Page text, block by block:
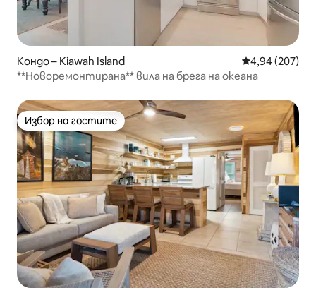
Кондо – Kiawah Island Средна
4,94 (207)
**Новоремонтирана** вила на брега на океана
Избор на гостите
Избор на гостите